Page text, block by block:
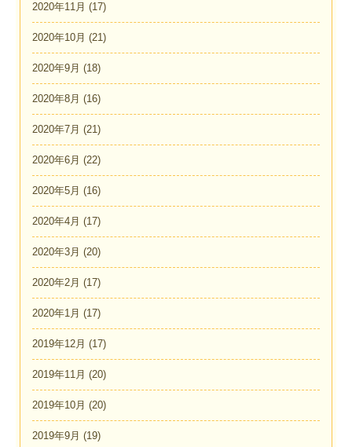
2020年11月 (17)
2020年10月 (21)
2020年9月 (18)
2020年8月 (16)
2020年7月 (21)
2020年6月 (22)
2020年5月 (16)
2020年4月 (17)
2020年3月 (20)
2020年2月 (17)
2020年1月 (17)
2019年12月 (17)
2019年11月 (20)
2019年10月 (20)
2019年9月 (19)